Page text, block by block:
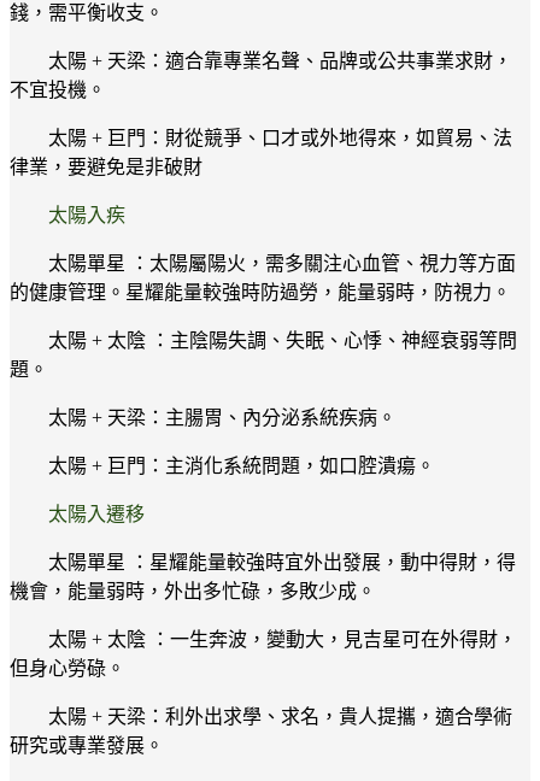
錢，需平衡收支。
太陽 + 天梁：適合靠專業名聲、品牌或公共事業求財，
不宜投機。
太陽 + 巨門：財從競爭、口才或外地得來，如貿易、法
律業，要避免是非破財
太陽入疾
太陽單星 ：太陽屬陽火，需多關注心血管、視力等方面
的健康管理。星耀能量較強時防過勞，能量弱時，防視力。
太陽 + 太陰 ：主陰陽失調、失眠、心悸、神經衰弱等問
題。
太陽 + 天梁：主腸胃、內分泌系統疾病。
太陽 + 巨門：主消化系統問題，如口腔潰瘍。
太陽入遷移
太陽單星 ：星耀能量較強時宜外出發展，動中得財，得
機會，能量弱時，外出多忙碌，多敗少成。
太陽 + 太陰 ：一生奔波，變動大，見吉星可在外得財，
但身心勞碌。
太陽 + 天梁：利外出求學、求名，貴人提攜，適合學術
研究或專業發展。